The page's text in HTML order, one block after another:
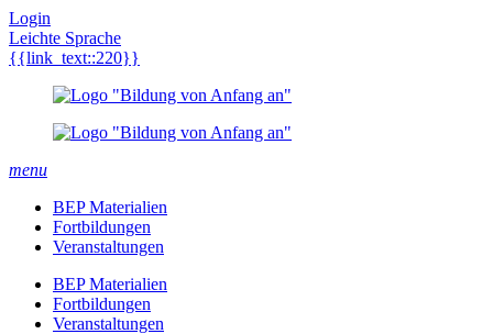
Login
Leichte Sprache
{{link_text::220}}
menu
BEP Materialien
Fortbildungen
Veranstaltungen
BEP Materialien
Fortbildungen
Veranstaltungen